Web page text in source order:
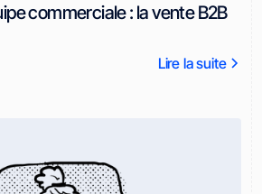
commerciale : la vente B2B
Lire la suite